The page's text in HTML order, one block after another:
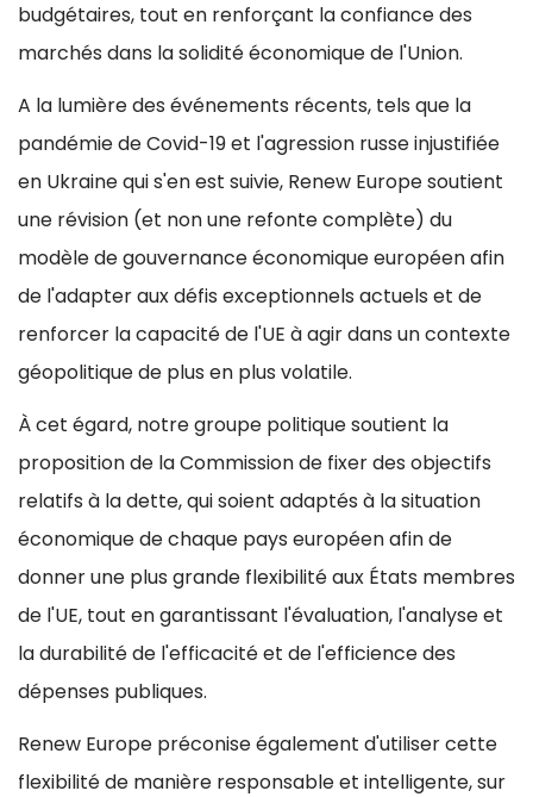
budgétaires, tout en renforçant la confiance des
marchés dans la solidité économique de l'Union.
A la lumière des événements récents, tels que la
pandémie de Covid-19 et l'agression russe injustifiée
en Ukraine qui s'en est suivie, Renew Europe soutient
une révision (et non une refonte complète) du
modèle de gouvernance économique européen afin
de l'adapter aux défis exceptionnels actuels et de
renforcer la capacité de l'UE à agir dans un contexte
géopolitique de plus en plus volatile.
À cet égard, notre groupe politique soutient la
proposition de la Commission de fixer des objectifs
relatifs à la dette, qui soient adaptés à la situation
économique de chaque pays européen afin de
donner une plus grande flexibilité aux États membres
de l'UE, tout en garantissant l'évaluation, l'analyse et
la durabilité de l'efficacité et de l'efficience des
dépenses publiques.
Renew Europe préconise également d'utiliser cette
flexibilité de manière responsable et intelligente, sur